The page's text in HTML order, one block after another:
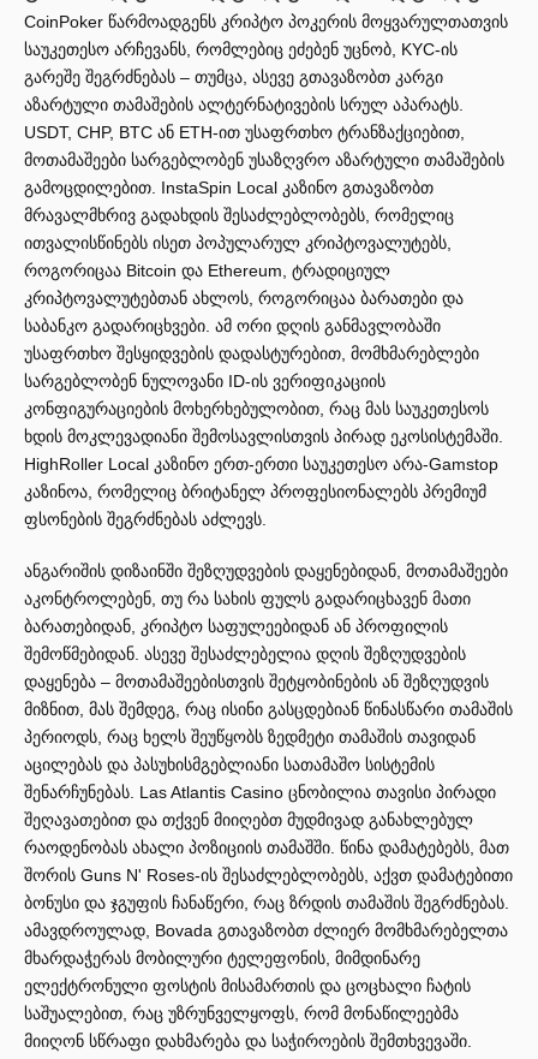
CoinPoker წარმოადგენს კრიპტო პოკერის მოყვარულთათვის
საუკეთესო არჩევანს, რომლებიც ეძებენ უცნობ, KYC-ის
გარეშე შეგრძნებას – თუმცა, ასევე გთავაზობთ კარგი
აზარტული თამაშების ალტერნატივების სრულ აპარატს.
USDT, CHP, BTC ან ETH-ით უსაფრთხო ტრანზაქციებით,
მოთამაშეები სარგებლობენ უსაზღვრო აზარტული თამაშების
გამოცდილებით. InstaSpin Local კაზინო გთავაზობთ
მრავალმხრივ გადახდის შესაძლებლობებს, რომელიც
ითვალისწინებს ისეთ პოპულარულ კრიპტოვალუტებს,
როგორიცაა Bitcoin და Ethereum, ტრადიციულ
კრიპტოვალუტებთან ახლოს, როგორიცაა ბარათები და
საბანკო გადარიცხვები. ამ ორი დღის განმავლობაში
უსაფრთხო შესყიდვების დადასტურებით, მომხმარებლები
სარგებლობენ ნულოვანი ID-ის ვერიფიკაციის
კონფიგურაციების მოხერხებულობით, რაც მას საუკეთესოს
ხდის მოკლევადიანი შემოსავლისთვის პირად ეკოსისტემაში.
HighRoller Local კაზინო ერთ-ერთი საუკეთესო არა-Gamstop
კაზინოა, რომელიც ბრიტანელ პროფესიონალებს პრემიუმ
ფსონების შეგრძნებას აძლევს.
ანგარიშის დიზაინში შეზღუდვების დაყენებიდან, მოთამაშეები
აკონტროლებენ, თუ რა სახის ფულს გადარიცხავენ მათი
ბარათებიდან, კრიპტო საფულეებიდან ან პროფილის
შემოწმებიდან. ასევე შესაძლებელია დღის შეზღუდვების
დაყენება – მოთამაშეებისთვის შეტყობინების ან შეზღუდვის
მიზნით, მას შემდეგ, რაც ისინი გასცდებიან წინასწარი თამაშის
პერიოდს, რაც ხელს შეუწყობს ზედმეტი თამაშის თავიდან
აცილებას და პასუხისმგებლიანი სათამაშო სისტემის
შენარჩუნებას. Las Atlantis Casino ცნობილია თავისი პირადი
შეღავათებით და თქვენ მიიღებთ მუდმივად განახლებულ
რაოდენობას ახალი პოზიციის თამაშში. წინა დამატებებს, მათ
შორის Guns N' Roses-ის შესაძლებლობებს, აქვთ დამატებითი
ბონუსი და ჯგუფის ჩანაწერი, რაც ზრდის თამაშის შეგრძნებას.
ამავდროულად, Bovada გთავაზობთ ძლიერ მომხმარებელთა
მხარდაჭერას მობილური ტელეფონის, მიმდინარე
ელექტრონული ფოსტის მისამართის და ცოცხალი ჩატის
საშუალებით, რაც უზრუნველყოფს, რომ მონაწილეებმა
მიიღონ სწრაფი დახმარება და საჭიროების შემთხვევაში.